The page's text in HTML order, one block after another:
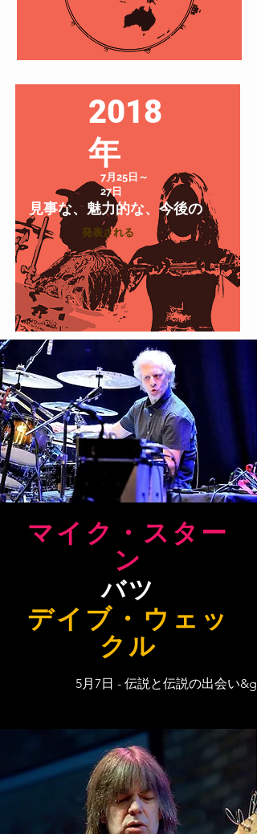
発表される
7月25日～
27日
2018
年
見事な、魅力的な、今後の
マイク・スター
ン
バツ
デイブ・ウェッ
クル
5月7日 - 伝説と伝説の出会い&gt;